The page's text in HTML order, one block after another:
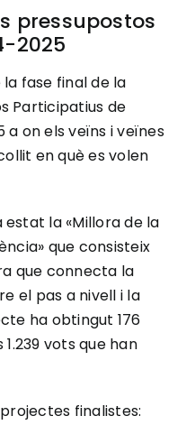
pressupostos
2025
fase final de la
Participatius de
on els veïns i veïnes
en què es volen
la «Millora de la
que consisteix
que connecta la
el pas a nivell i la
ha obtingut 176
vots que han
finalistes: